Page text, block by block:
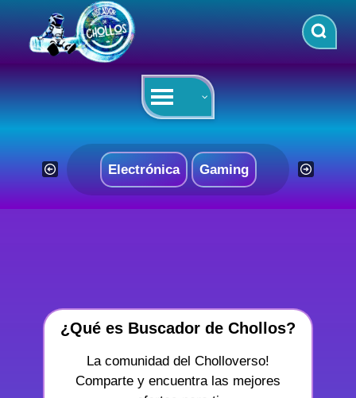
contenido
Electrónica Gaming
¿Qué es Buscador de Chollos?
La comunidad del Cholloverso!
Comparte y encuentra las mejores